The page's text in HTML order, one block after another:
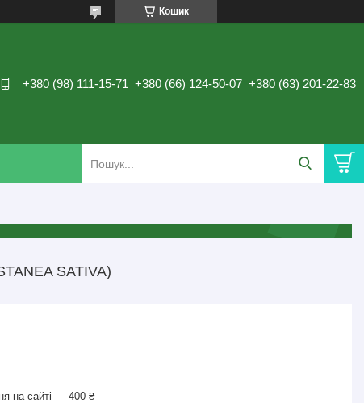
Кошик
+380 (98) 111-15-71 +380 (66) 124-50-07 +380 (63) 201-22-83
SATIVA)
на сайті — 400 ₴